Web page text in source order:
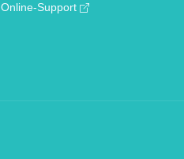
Online-Support